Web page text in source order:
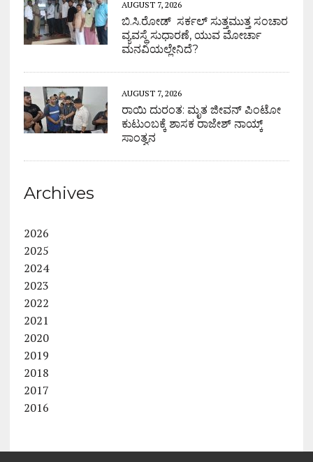
AUGUST 7, 2026
ಬಿ.ಸಿ.ರೋಡ್ ಸರ್ಕಲ್ ಸುತ್ತಮುತ್ತ ಸಂಚಾರ
ವ್ಯವಸ್ಥೆ ಸುಧಾರಣೆ, ಯುವ ಮೋರ್ಚಾ
ಮನವಿಯಲ್ಲೇನಿದೆ?
AUGUST 7, 2026
ರಾಯಿ ದುರಂತ: ಮೃತ ಜೀವನ್ ಪಿಂಟೋ
ಕುಟುಂಬಕ್ಕೆ ಶಾಸಕ ರಾಜೇಶ್ ನಾಯ್ಕ್
ಸಾಂತ್ವನ
Archives
2026
2025
2024
2023
2022
2021
2020
2019
2018
2017
2016